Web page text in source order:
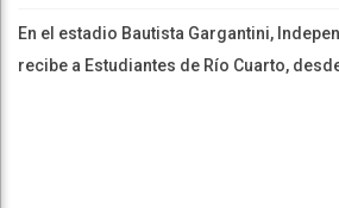
En el estadio Bautista Gargantini,
recibe a Estudiantes de Río Cuarto,